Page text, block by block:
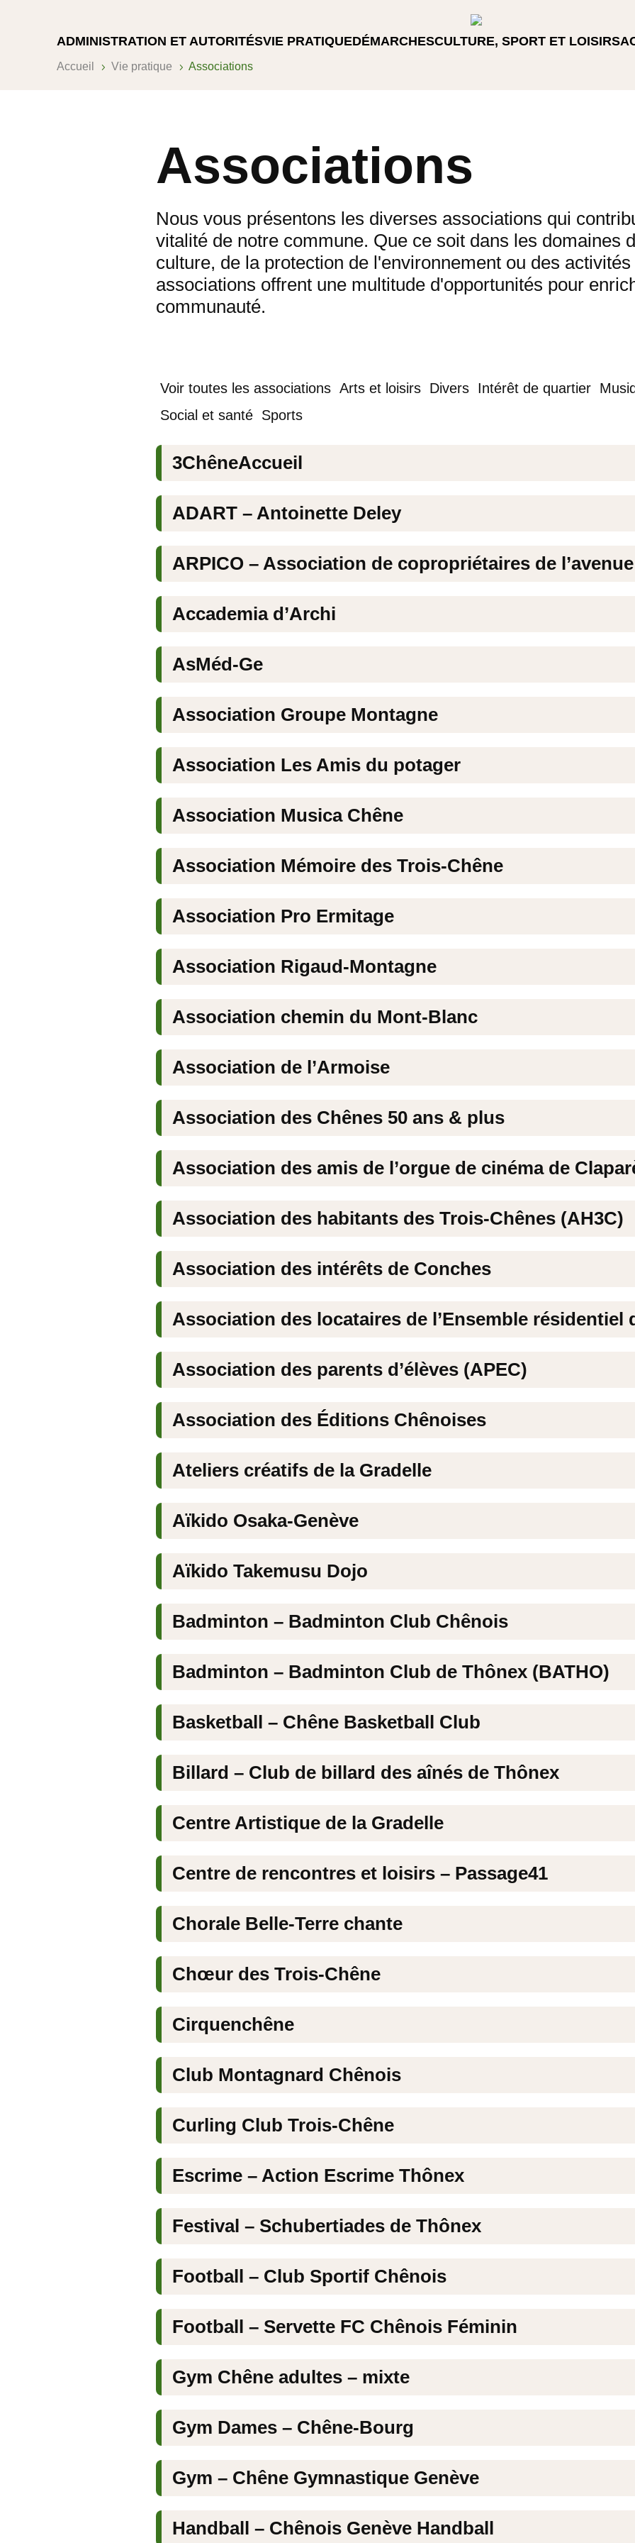
ADMINISTRATION ET AUTORITÉSVIE PRATIQUEDÉMARCHESCULTURE, SPORT ET LOISIRS
Accueil 5 Vie pratique 5 Associations
Associations
Nous vous présentons les diverses associations qui
vitalité de notre commune. Que ce soit dans les domaines
culture, de la protection de l'environnement ou des
associations offrent une multitude d'opportunités pour
communauté.
Voir toutes les associations Arts et loisirs Divers Intérêt de quartier
Social et santé Sports
3ChêneAccueil
Accademia d’Archi
ADART – Antoinette Deley
Aïkido Osaka-Genève
Aïkido Takemusu Dojo
ARPICO – Association de copropriétaires de
AsMéd-Ge
Association chemin du Mont-Blanc
Association de l’Armoise
Association des amis de l’orgue de cinéma de
Association des Chênes 50 ans & plus
Association des Éditions Chênoises
Association des habitants des Trois-Chênes (AH3C)
Association des intérêts de Conches
Association des locataires de l’Ensemble résidentiel
Association des parents d’élèves (APEC)
Association Groupe Montagne
Association Les Amis du potager
Association Mémoire des Trois-Chêne
Association Musica Chêne
Association Pro Ermitage
Association Rigaud-Montagne
Ateliers créatifs de la Gradelle
Badminton – Badminton Club Chênois
Badminton – Badminton Club de Thônex (BATHO)
Basketball – Chêne Basketball Club
Billard – Club de billard des aînés de Thônex
Centre Artistique de la Gradelle
Centre de rencontres et loisirs – Passage41
Chœur des Trois-Chêne
Chorale Belle-Terre chante
Cirquenchêne
Club Montagnard Chênois
Curling Club Trois-Chêne
Escrime – Action Escrime Thônex
Festival – Schubertiades de Thônex
Football – Club Sportif Chênois
Football – Servette FC Chênois Féminin
Gym – Chêne Gymnastique Genève
Gym Chêne adultes – mixte
Gym Dames – Chêne-Bourg
Handball – Chênois Genève Handball